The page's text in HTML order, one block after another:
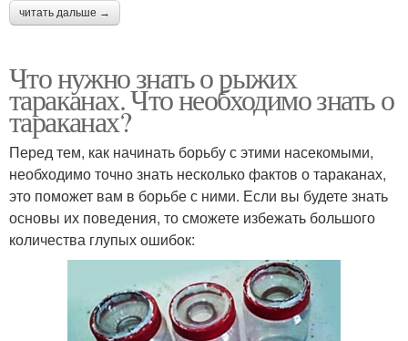
читать дальше →
Что нужно знать о рыжих
тараканах. Что необходимо знать о
тараканах?
Перед тем, как начинать борьбу с этими насекомыми,
необходимо точно знать несколько фактов о тараканах,
это поможет вам в борьбе с ними. Если вы будете знать
основы их поведения, то сможете избежать большого
количества глупых ошибок: